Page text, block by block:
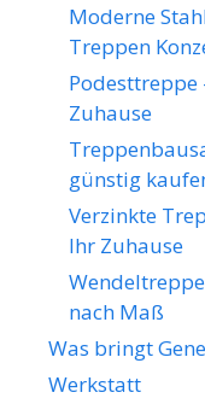
Moderne
Treppen
Zuhause
günstig
Verzinkte
Ihr Zuhause
nach Maß
Was bringt
Werkstatt